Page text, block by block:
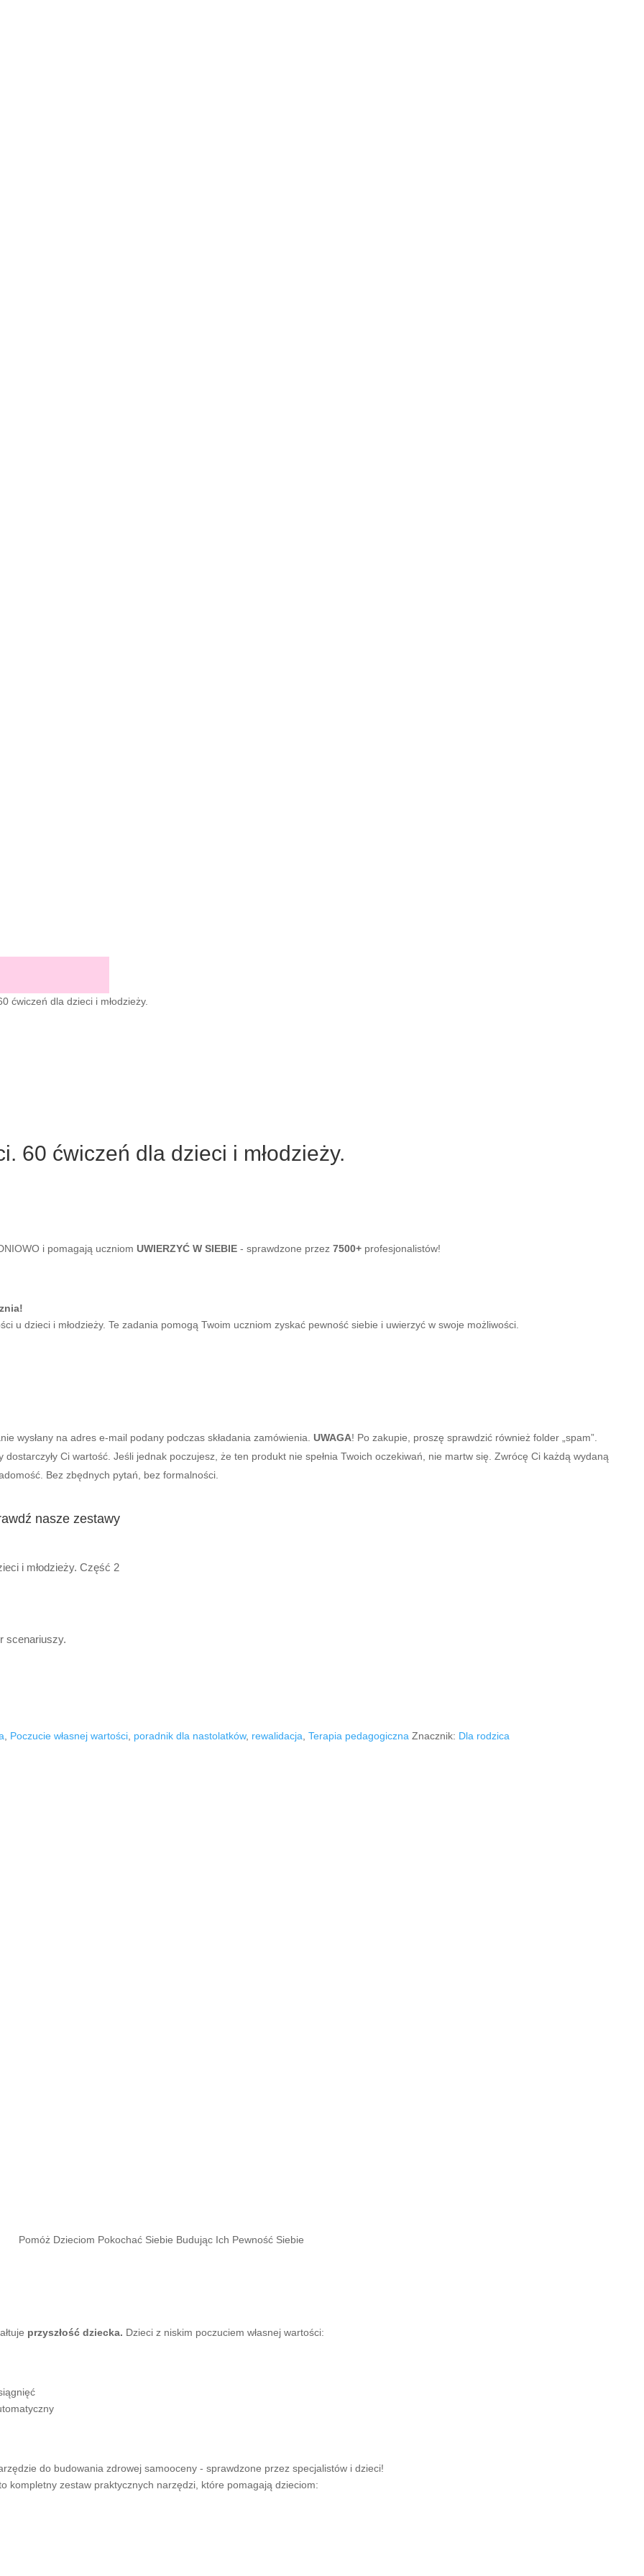
ćwiczeń dla dzieci i młodzieży.
60 ćwiczeń dla dzieci i młodzieży.
i pomagają uczniom UWIERZYĆ W SIEBIE - sprawdzone przez 7500+ profesjonalistów!
u dzieci i młodzieży. Te zadania pomogą Twoim uczniom zyskać pewność siebie i uwierzyć w swoje możliwości.
wysłany na adres e-mail podany podczas składania zamówienia. UWAGA! Po zakupie, proszę sprawdzić również folder „spam”.
dostarczyły Ci wartość. Jeśli jednak poczujesz, że ten produkt nie spełnia Twoich oczekiwań, nie martw się. Zwrócę Ci każdą wydaną
Bez zbędnych pytań, bez formalności.
nasze zestawy
i młodzieży. Część 2
scenariuszy.
Poczucie własnej wartości poradnik dla nastolatków, rewalidacja Terapia pedagogiczna Znacznik: Dla rodzica
Pomóż Dzieciom Pokochać Siebie Budując Ich Pewność Siebie
przyszłość dziecka. Dzieci z niskim poczuciem własnej wartości:
do budowania zdrowej samooceny - sprawdzone przez specjalistów i dzieci!
kompletny zestaw praktycznych narzędzi, które pomagają dzieciom: